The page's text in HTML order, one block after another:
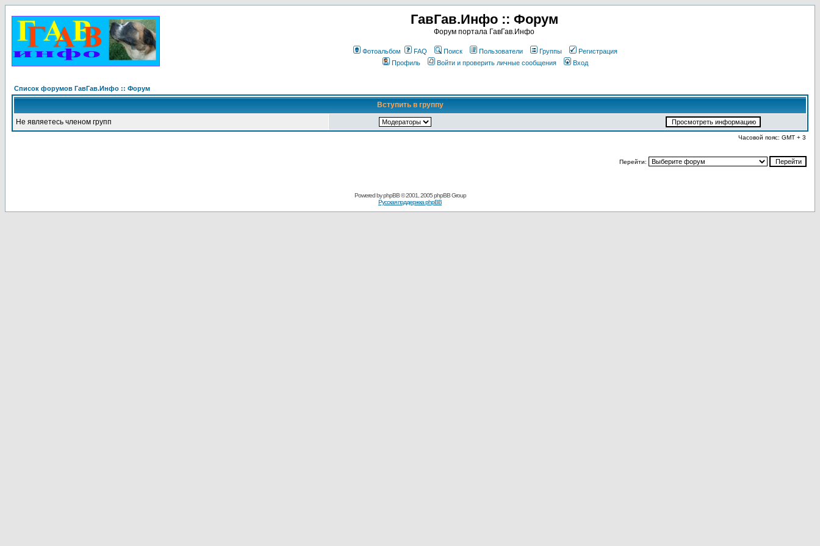
ГавГав.Инфо :: Форум
Форум портала ГавГав.Инфо
Фотоальбом FAQ Поиск Пользователи Группы
Регистрация
Профиль
Войти и проверить личные сообщения Вход
Список форумов ГавГав.Инфо :: Форум
Вступить в группу
Не являетесь членом групп
Часовой пояс: GMT + 3
Перейти:
Powered byphpBB© 2001, 2005 phpBB Group
Русская поддержка phpBB